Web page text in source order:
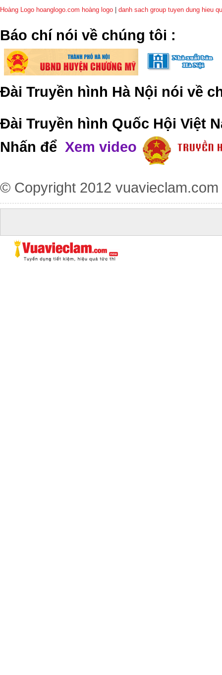
Hoàng Logo hoanglogo.com hoàng logo danh sach group tuyen dung hieu
​Báo chí nói về chúng tôi :
Đài Truyền hình Hà Nội nói về
Đài Truyền hình Quốc Hội Việt
Nhấn để Xem video
© Copyright 2012 vuavieclam.com